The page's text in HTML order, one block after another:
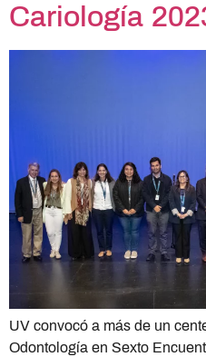
Cariología
UV convocó a más de un
Odontología en Sexto